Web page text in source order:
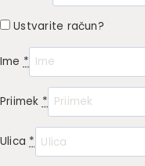
Ustvarite račun?
Ime *
Priimek *
Ulica *